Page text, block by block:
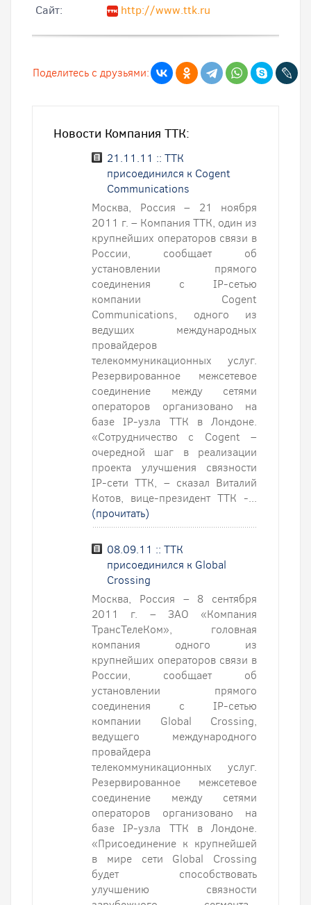
Cайт: http://www.ttk.ru
Поделитесь с друзьями:
Новости Компания ТТК:
21.11.11 :: ТТК
присоединился к Cogent
Communications
Москва, Россия – 21 ноября
2011 г. – Компания ТТК, один из
крупнейших операторов связи в
России, сообщает об
установлении прямого
соединения с IP-сетью
компании Cogent
Communications, одного из
ведущих международных
провайдеров
телекоммуникационных услуг.
Резервированное межсетевое
соединение между сетями
операторов организовано на
базе IP-узла ТТК в Лондоне.
«Сотрудничество с Cogent –
очередной шаг в реализации
проекта улучшения связности
IP-сети ТТК, – сказал Виталий
Котов, вице-президент ТТК -...
(прочитать)
08.09.11 :: ТТК
присоединился к Global
Crossing
Москва, Россия – 8 сентября
2011 г. – ЗАО «Компания
ТрансТелеКом», головная
компания одного из
крупнейших операторов связи в
России, сообщает об
установлении прямого
соединения с IP-сетью
компании Global Crossing,
ведущего международного
провайдера
телекоммуникационных услуг.
Резервированное межсетевое
соединение между сетями
операторов организовано на
базе IP-узла ТТК в Лондоне.
«Присоединение к крупнейшей
в мире сети Global Crossing
будет способствовать
улучшению связности